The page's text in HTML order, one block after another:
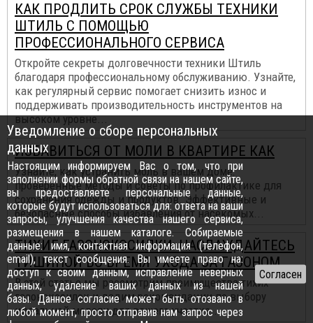
КАК ПРОДЛИТЬ СРОК СЛУЖБЫ ТЕХНИКИ
ШТИЛЬ С ПОМОЩЬЮ
ПРОФЕССИОНАЛЬНОГО СЕРВИСА
Откройте секреты долговечности техники Штиль
благодаря профессиональному обслуживанию. Узнайте,
как регулярный сервис помогает снизить износ и
поддерживать производительность инструментов на
высоком уровне...
ИЗБАВИТЬСЯ ОТ МОЛИ В КВАРТИРЕ КАК
Узнайте, как устранить моль в вашем доме:
проверенные методы и советы по профилактике для
сохранения одежды и продуктов. Эффективные и
безопасные способы избавления от насекомых...
ТИХИЕ ГАЗОНОКОСИЛКИ: НАСЛАЖДАЙТЕСЬ
ТИШИНОЙ ВО ВРЕМЯ УХОДА ЗА ГАЗОНОМ
В этой статье мы рассмотрим преимущества тихих
газонокосилок и дадим рекомендации по выбору
идеальной модели для вашего участка...
Уведомление о сборе персональных
данных
Настоящим информируем Вас о том, что при
заполнении формы обратной связи на нашем сайте,
вы предоставляете персональные данные,
которые будут использоваться для: ответа на ваши
запросы, улучшения качества нашего сервиса,
размещения в нашем каталоге. Собираемые
данные: имя, контактная информация (телефон,
email), текст сообщения. Вы имеете право на:
доступ к своим данным, исправление неверных
данных, удаление ваших данных из нашей
базы. Данное согласие может быть отозвано в
любой момент, просто отправив нам запрос через